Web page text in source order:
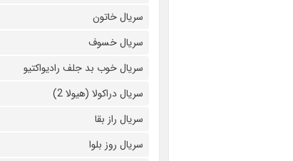
سریال خاتون
سریال خسوف
سریال خوب بد جلف رادیواکتیو
سریال دراکولا (هیولا 2)
سریال راز بقا
سریال روز بلوا